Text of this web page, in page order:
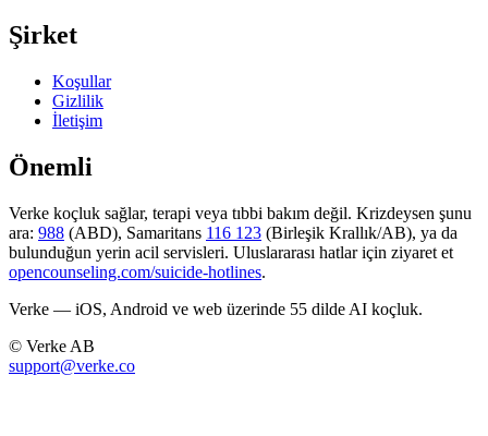
Şirket
Koşullar
Gizlilik
İletişim
Önemli
Verke koçluk sağlar, terapi veya tıbbi bakım değil. Krizdeysen şunu
ara: 988 (ABD), Samaritans 116 123 (Birleşik Krallık/AB), ya da
bulunduğun yerin acil servisleri. Uluslararası hatlar için ziyaret et
opencounseling.com/suicide-hotlines.
Verke — iOS, Android ve web üzerinde 55 dilde AI koçluk.
© Verke AB
support@verke.co